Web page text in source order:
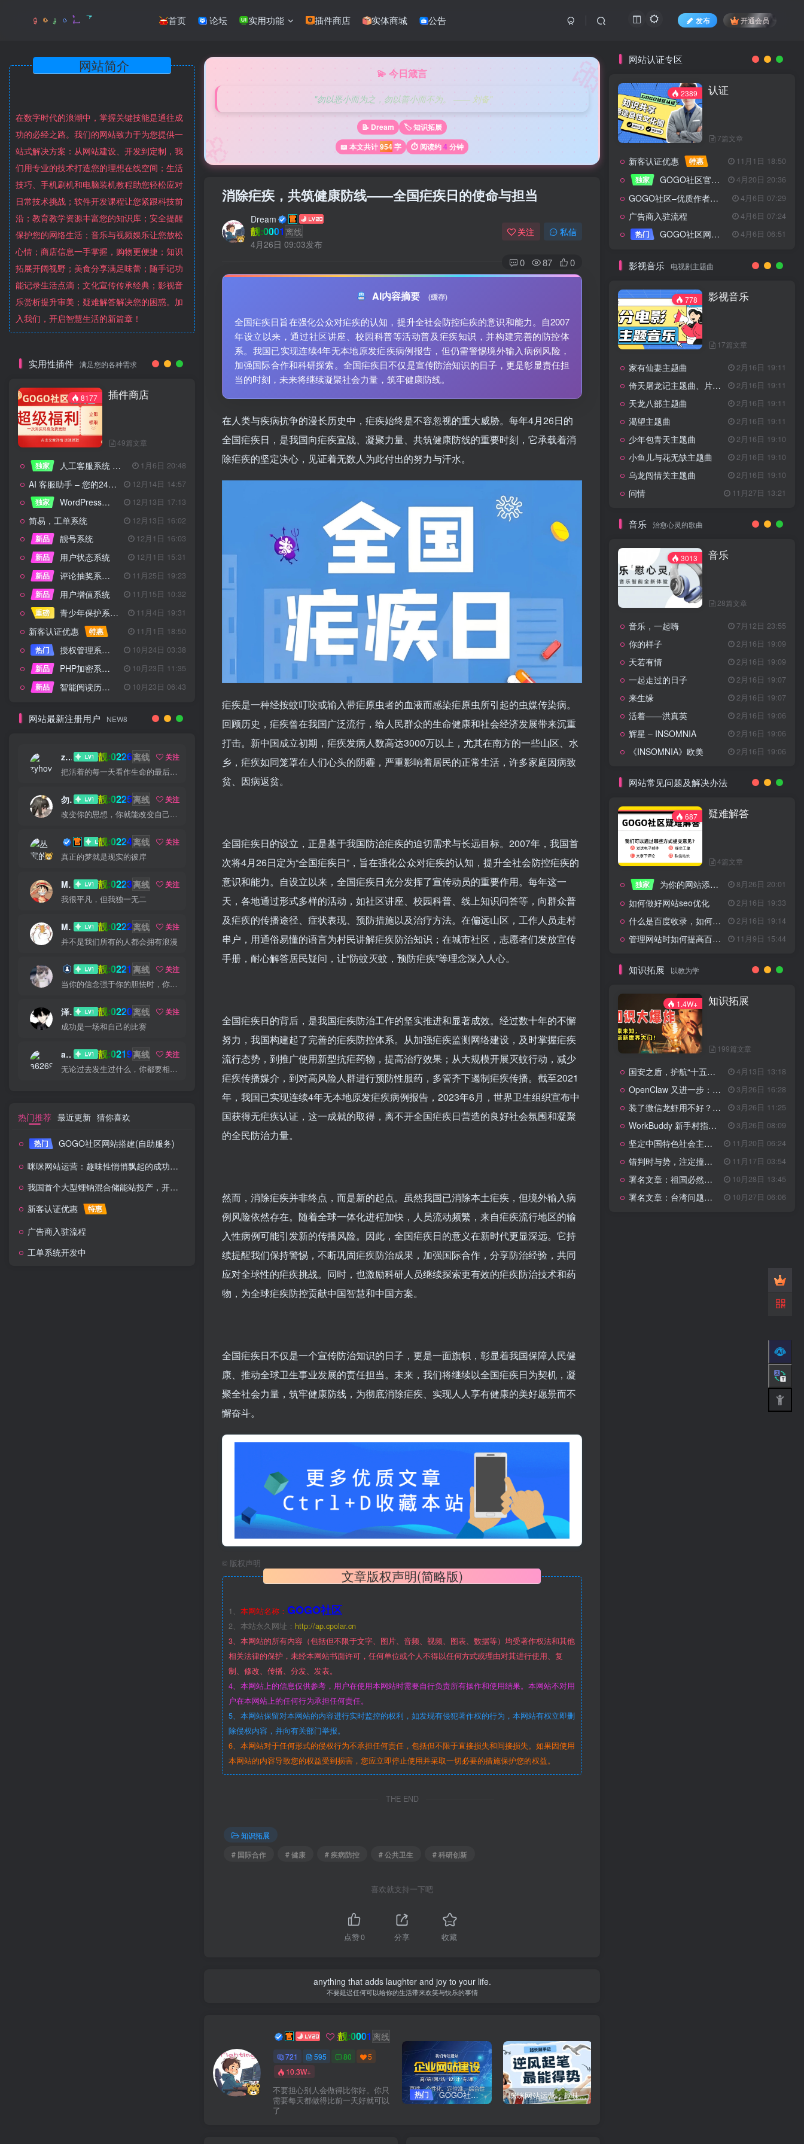
首页 论坛 实用功能 插件商店 实体商城 公告 发布 开通会员
在数字时代的浪潮中，掌握关键技能是通往成
功的必经之路。我们的网站致力于为您提供一
站式解决方案：从网站建设、开发到定制，我
们用专业的技术打造您的理想在线空间；生活
技巧、手机刷机和电脑装机教程助您轻松应对
日常技术挑战；软件开发课程让您紧跟科技前
沿；教育教学资源丰富您的知识库；安全提醒
保护您的网络生活；音乐与视频娱乐让您放松
心情；商店信息一手掌握，购物更便捷；知识
拓展开阔视野；美食分享满足味蕾；随手记功
能记录生活点滴；文化宣传传承经典；影视音
乐赏析提升审美；疑难解答解决您的困惑。加
入我们，开启智慧生活的新篇章！
实用性插件 满足您的各种需求
8177 插件商店
49篇文章
独家 人工客服系统 技术开发文档 1月6日 20:48
AI 客服助手 – 您的24/7智能客服专家
12月14日 14:57
独家
WordPress设备管理器插件 – 专业版 12月13日 17:13
简易，工单系统
12月13日 16:02
新品
靓号系统
12月1日 16:03
新品
用户状态系统
12月1日 15:31
新品
评论抽奖系统 – 完整功能详解
11月25日 19:23
新品
用户增值系统
11月15日 10:32
重磅
青少年保护系统 专为子比主题开发 11月4日 19:31
新客认证优惠 特惠
11月1日 18:50
热门
授权管理系统子比主题专版
10月24日 03:38
新品
PHP加密系统专业版
10月23日 11:35
新品
智能阅读历史系统 10月23日 06:43
网站最新注册用户 NEW8
zyhove 靓:0226离线
关注
把活着的每一天看作生命的最后一天
勿听 靓:0225离线
关注
改变你的思想，你就能改变自己的命运
丛宝 靓:0224离线
关注
真正的梦就是现实的彼岸
MS-康娃 靓:0223离线
关注
我很平凡，但我独一无二
Miss 先生 靓:0222离线
关注
并不是我们所有的人都会拥有浪漫
猫小白 靓:0221 离线
关注
当你的信念强于你的胆怯时，你就可以将梦想变为现实了
泽宇 靓:0220离线
关注
成功是一场和自己的比赛
a626911 靓:0219离线
关注
无论过去发生过什么，你都要相信，最好的尚未到来
热门推荐 最近更新 猜你喜欢
热门
GOGO社区网站搭建(自助服务)
咪咪网站运营：趣味性悄悄飘起的成功风头
我国首个大型锂钠混合储能站投产，开启储能新时代
新客认证优惠
特惠
广告商入驻流程
工单系统开发中
🎀
🌸
💫 今日箴言
"勿以恶小而为之，勿以善小而不为。 —— 刘备"
📝 Dream
🏷️ 知识拓展
📖 本文共计954字 ⏱️ 阅读约4 分钟
消除疟疾，共筑健康防线——全国疟疾日的使命与担当
Dream
靓:0001 离线
4月26日 09:03发布
关注 私信
0 87 0
AI内容摘要 (缓存)
全国疟疾日旨在强化公众对疟疾的认知，提升全社会防控疟疾的意识和能力。自2007
年设立以来，通过社区讲座、校园科普等活动普及疟疾知识，并构建完善的防控体
系。我国已实现连续4年无本地原发疟疾病例报告，但仍需警惕境外输入病例风险，
加强国际合作和科研探索。全国疟疾日不仅是宣传防治知识的日子，更是彰显责任担
当的时刻，未来将继续凝聚社会力量，筑牢健康防线。
在人类与疾病抗争的漫长历史中，疟疾始终是不容忽视的重大威胁。每年4月26日的
全国疟疾日，是我国向疟疾宣战、凝聚力量、共筑健康防线的重要时刻，它承载着消
除疟疾的坚定决心，见证着无数人为此付出的努力与汗水。
疟疾是一种经按蚊叮咬或输入带疟原虫者的血液而感染疟原虫所引起的虫媒传染病。
回顾历史，疟疾曾在我国广泛流行，给人民群众的生命健康和社会经济发展带来沉重
打击。新中国成立初期，疟疾发病人数高达3000万以上，尤其在南方的一些山区、水
乡，疟疾如同笼罩在人们心头的阴霾，严重影响着居民的正常生活，许多家庭因病致
贫、因病返贫。
全国疟疾日的设立，正是基于我国防治疟疾的迫切需求与长远目标。2007年，我国首
次将4月26日定为“全国疟疾日”，旨在强化公众对疟疾的认知，提升全社会防控疟疾的
意识和能力。自设立以来，全国疟疾日充分发挥了宣传动员的重要作用。每年这一
天，各地通过形式多样的活动，如社区讲座、校园科普、线上知识问答等，向群众普
及疟疾的传播途径、症状表现、预防措施以及治疗方法。在偏远山区，工作人员走村
串户，用通俗易懂的语言为村民讲解疟疾防治知识；在城市社区，志愿者们发放宣传
手册，耐心解答居民疑问，让“防蚊灭蚊，预防疟疾”等理念深入人心。
全国疟疾日的背后，是我国疟疾防治工作的坚实推进和显著成效。经过数十年的不懈
努力，我国构建起了完善的疟疾防控体系。从加强疟疾监测网络建设，及时掌握疟疾
流行态势，到推广使用新型抗疟药物，提高治疗效果；从大规模开展灭蚊行动，减少
疟疾传播媒介，到对高风险人群进行预防性服药，多管齐下遏制疟疾传播。截至2021
年，我国已实现连续4年无本地原发疟疾病例报告，2023年6月，世界卫生组织宣布中
国获得无疟疾认证，这一成就的取得，离不开全国疟疾日营造的良好社会氛围和凝聚
的全民防治力量。
然而，消除疟疾并非终点，而是新的起点。虽然我国已消除本土疟疾，但境外输入病
例风险依然存在。随着全球一体化进程加快，人员流动频繁，来自疟疾流行地区的输
入性病例可能引发新的传播风险。因此，全国疟疾日的意义在新时代更显深远。它持
续提醒我们保持警惕，不断巩固疟疾防治成果，加强国际合作，分享防治经验，共同
应对全球性的疟疾挑战。同时，也激励科研人员继续探索更有效的疟疾防治技术和药
物，为全球疟疾防控贡献中国智慧和中国方案。
全国疟疾日不仅是一个宣传防治知识的日子，更是一面旗帜，彰显着我国保障人民健
康、推动全球卫生事业发展的责任担当。未来，我们将继续以全国疟疾日为契机，凝
聚全社会力量，筑牢健康防线，为彻底消除疟疾、实现人人享有健康的美好愿景而不
懈奋斗。
© 版权声明
文章版权声明(简略版)
1、 本网站名称： GOGO社区
2、本站永久网址： http://ap.cpolar.cn
3、本网站的所有内容（包括但不限于文字、图片、音频、视频、图表、数据等）均受著作权法和其他
相关法律的保护，未经本网站书面许可，任何单位或个人不得以任何方式或理由对其进行使用、复
制、修改、传播、分发、发表。
4、本网站上的信息仅供参考，用户在使用本网站时需要自行负责所有操作和使用结果。本网站不对用
户在本网站上的任何行为承担任何责任。
5、本网站保留对本网站的内容进行实时监控的权利，如发现有侵犯著作权的行为，本网站有权立即删
除侵权内容，并向有关部门举报。
6、本网站对于任何形式的侵权行为不承担任何责任，包括但不限于直接损失和间接损失。如果因使用
本网站的内容导致您的权益受到损害，您应立即停止使用并采取一切必要的措施保护您的权益。
THE END
知识拓展
# 国际合作
# 健康 # 疾病防控 # 公共卫生 # 科研创新
喜欢就支持一下吧
点赞0 分享 收藏
anything that adds laughter and joy to your life.
不要延迟任何可以给你的生活带来欢笑与快乐的事情
Dream 关注
靓:0001 离线
721 595 80
5
10.3W+
不要担心别人会做得比你好。你只
需要每天都做得比前一天好就可以
了
热门 GOGO社区网站搭建(自助服务) 咪咪网站运营：趣味性悄悄飘起的成功风头
网站认证专区
2389 认证
7篇文章
新客认证优惠 特惠
11月1日 18:50
独家
GOGO社区官方成员认证 4月20日 20:36
GOGO社区–优质作者认证 4月6日 07:29
广告商入驻流程
4月6日 07:24
热门
GOGO社区网站搭建(自助服务) 4月6日 06:51
影视音乐 电视剧主题曲
778 影视音乐
17篇文章
家有仙妻主题曲 2月16日 19:11
倚天屠龙记主题曲、片头曲 2月16日 19:11
天龙八部主题曲 2月16日 19:11
渴望主题曲 2月16日 19:11
少年包青天主题曲 2月16日 19:10
小鱼儿与花无缺主题曲 2月16日 19:10
乌龙闯情关主题曲 2月16日 19:10
问情 11月27日 13:21
音乐 治愈心灵的歌曲
3013 音乐
28篇文章
音乐，一起嗨 7月12日 23:55
你的样子 2月16日 19:09
天若有情 2月16日 19:09
一起走过的日子 2月16日 19:07
来生缘 2月16日 19:07
活着——洪真英 2月16日 19:06
辉星 – INSOMNIA 2月16日 19:06
《INSOMNIA》欧美 2月16日 19:06
网站常见问题及解决办法
687 疑难解答
4篇文章
独家 为你的网站添加百度登录 8月26日 20:01
如何做好网站seo优化 2月16日 19:33
什么是百度收录，如何提高收录量？ 2月16日 19:14
管理网站时如何提高百度权重？ 11月9日 15:44
知识拓展 以教为学
1.4W+ 知识拓展
199篇文章
国安之盾，护航“十五五”新征程 4月13日 13:18
OpenClaw 又进一步：微信直连+安全检测+版本切换 3月26日 16:28
装了微信龙虾用不好？3步让你轻松指挥AI干活！ 3月26日 11:25
WorkBuddy 新手村指南：10 个核心技巧帮你解锁满级虾🦞！ 3月26日 08:09
坚定中国特色社会主义法治的政治定力 11月20日 06:24
错判时与势，注定撞南墙 11月17日 03:54
署名文章：祖国必然统一势不可挡 10月28日 13:45
署名文章：台湾问题的由来和性质 10月27日 06:06
新客认证优惠 特惠
11月1日 18:50
独家
GOGO社区官方成员认证
GOGO社区–优质作者认证
广告商入驻流程
4月6日 07:24
热门
GOGO社区网站搭建(自助服务) 4月6日 06:51
电视剧主题曲
影视音乐
17篇文章
家有仙妻主题曲 2月16日 19:11
倚天屠龙记主题曲、片头曲 2月16日 19:11
渴望主题曲
少年包青天主题曲
小鱼儿与花无缺主题曲
乌龙闯情关主题曲 2月16日 19:10
问情 11月27日 13:21
治愈心灵的歌曲
28篇文章
音乐，一起嗨 7月12日 23:55
你的样子 2月16日 19:09
一起走过的日子 2月16日 19:07
来生缘
活着——洪真英
辉星 – INSOMNIA 2月16日 19:06
《INSOMNIA》欧美 2月16日 19:06
疑难解答
4篇文章
独家 为你的网站添加百度登录
如何做好网站seo优化
什么是百度收录，如何提高收录量？ 2月16日 19:14
管理网站时如何提高百度权重？ 11月9日 15:44
以教为学
知识拓展
199篇文章
国安之盾，护航“十五五”新征程 4月13日 13:18
11月20日 06:24